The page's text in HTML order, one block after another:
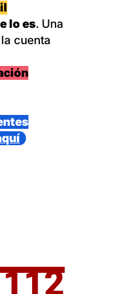
lo es. Una
cuenta
112